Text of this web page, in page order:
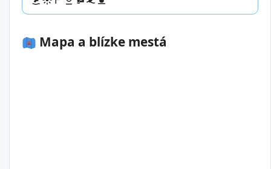
Mapa a blízke mestá